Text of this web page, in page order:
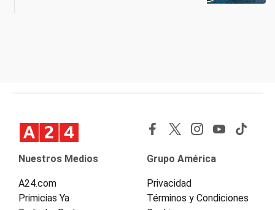
Nuestros Medios
A24.com
Primicias Ya
Grupo América
Privacidad
Términos y Condiciones